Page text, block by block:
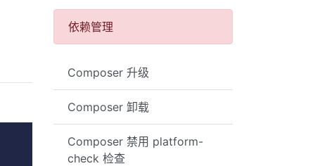
依赖管理
Composer 升级
Composer 卸载
Composer 禁用 platform-
check 检查